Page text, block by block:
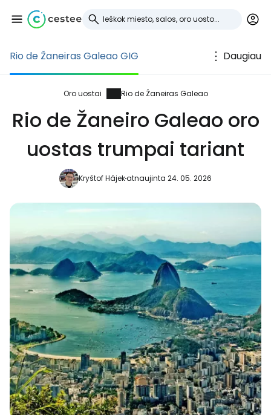
Rio de Žaneiras Galeao GIG Daugiau
Oro uostai Rio de Žaneiras Galeao
Rio de Žaneiro Galeao oro
uostas trumpai tariant
Kryštof Hájekatnaujinta 24. 05. 2026
Prisijunkite prie
Cestee
... pasaulinė kelionių bendruomenė
Tęsti su Google
Tęsti su Facebook
Tęsti el. paštu